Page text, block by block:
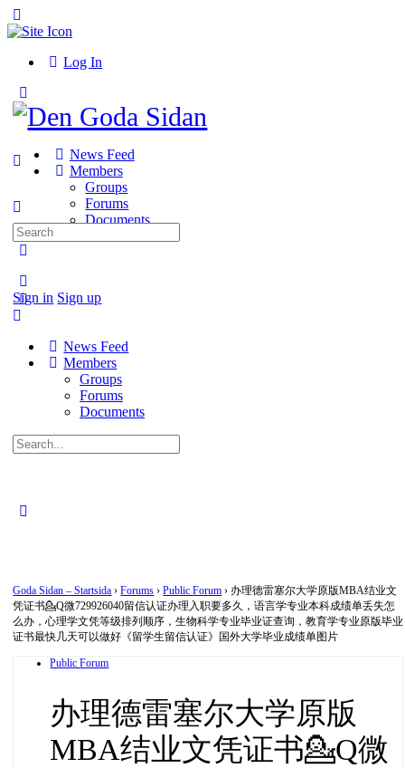
Side
Log In
Side
Panel
News Feed
Members
Groups
Forums
Documents
Sign in Sign up
Search
for:
News Feed
Members
Groups
Forums
Documents
Search
for:
Goda Sidan – Startsida › Forums › Public Forum › 办理德雷塞尔大学原版MBA结业文
凭证书💁Q微729926040留信认证办理入职要多久，语言学专业本科成绩单丢失怎
么办，心理学文凭等级排列顺序，生物科学专业毕业证查询，教育学专业原版毕业
证书最快几天可以做好《留学生留信认证》国外大学毕业成绩单图片
Public Forum
办理德雷塞尔大学原版
MBA结业文凭证书💁Q微